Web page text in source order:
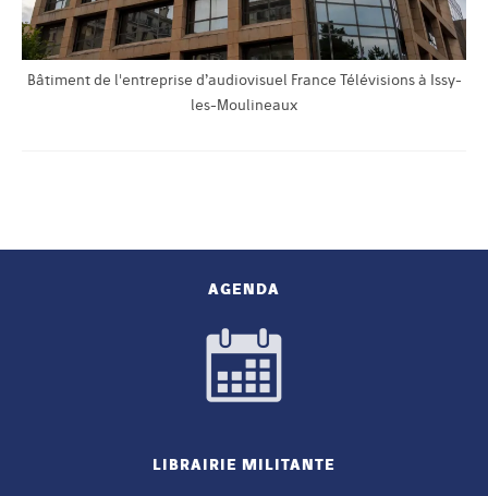
Bâtiment de l'entreprise d’audiovisuel France Télévisions à Issy-
les-Moulineaux
AGENDA
LIBRAIRIE MILITANTE